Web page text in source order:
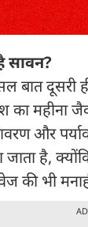
सावन?
दूसरी
महीना
और
जाता है,
की भी